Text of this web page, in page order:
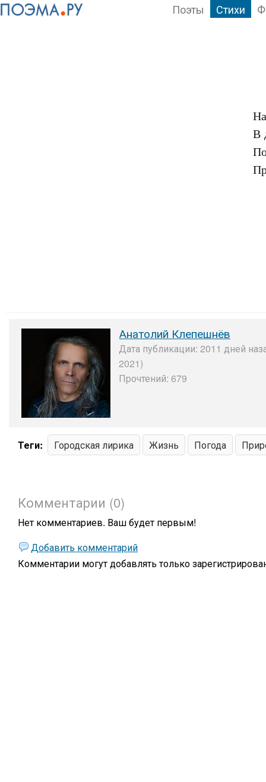
Поэты Стихи
В
Анатолий Клепешнёв
Дата публикации: 2011 дней
2021)
Прочтений: 679
Теги: Городская лирика Жизнь Погода
Комментарии (0)
Нет комментариев. Ваш будет первым!
Добавить комментарий
Комментарии могут добавлять только